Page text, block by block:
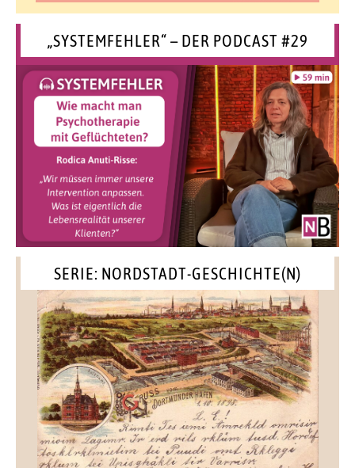
„SYSTEMFEHLER“ – DER PODCAST #29
SERIE: NORDSTADT-GESCHICHTE(N)